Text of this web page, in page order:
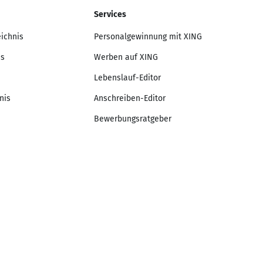
Services
Personalgewinnung mit XING
Werben auf XING
Lebenslauf-Editor
Anschreiben-Editor
Bewerbungsratgeber